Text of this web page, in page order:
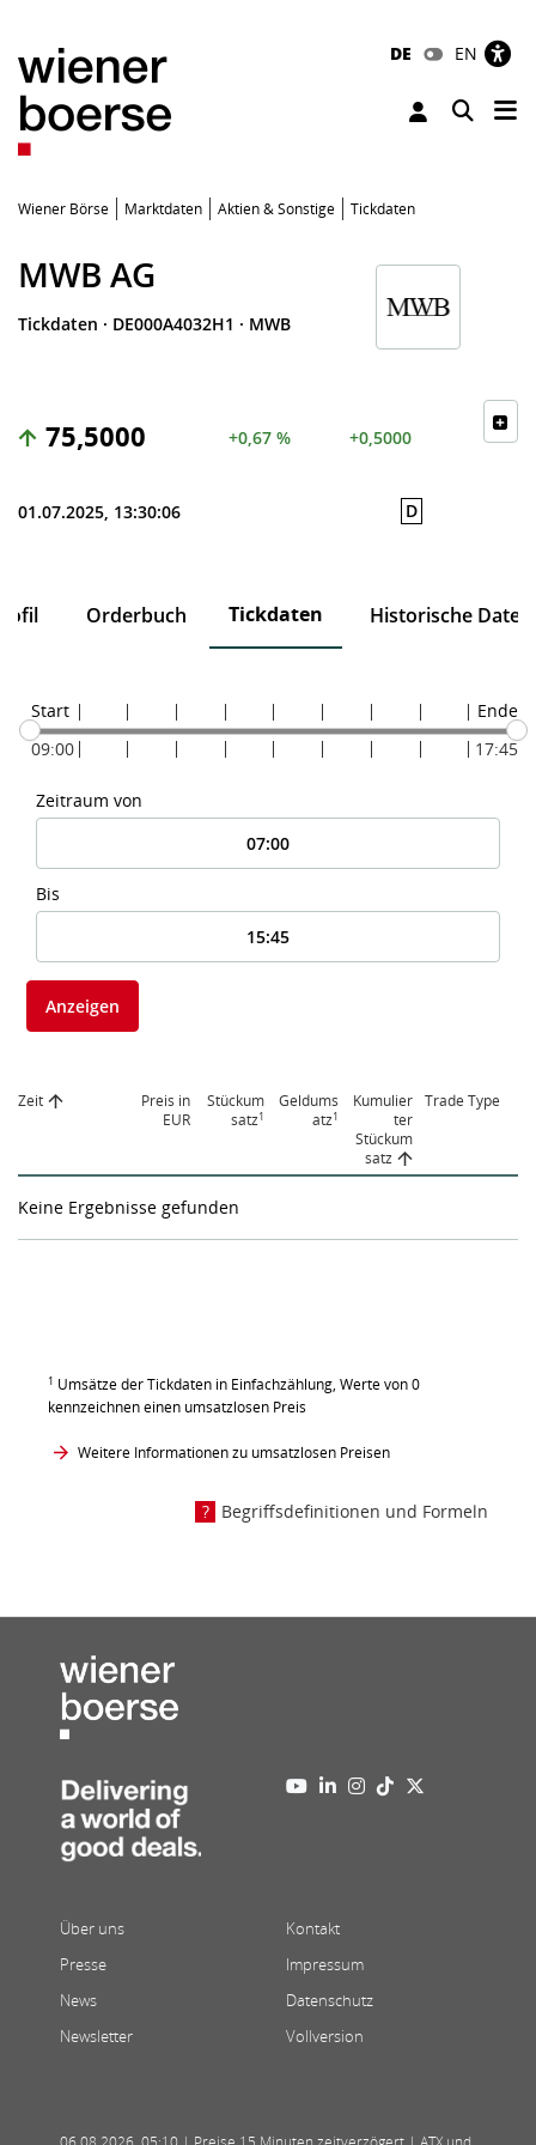
DE EN
Toggle
Wiener Börse Marktdaten Aktien & Sonstige Tickdaten
MWB AG
Tickdaten · DE000A4032H1 · MWB
75,5000 +0,67 % +0,5000
01.07.2025, 13:30:06 D
Orderbuch Tickdaten Historische Daten
Start
09:00
Ende
17:45
Zeitraum von
Bis
Anzeigen
Zeit
Preis in
EUR
Stückum
satz1
Geldums
atz1
Kumulier
ter
Stückum
satz
Trade Type
Keine Ergebnisse gefunden
1 Umsätze der Tickdaten in Einfachzählung, Werte von 0
kennzeichnen einen umsatzlosen Preis
Weitere Informationen zu umsatzlosen Preisen
Begriffsdefinitionen und Formeln
Über uns
Presse
News
Newsletter
Kontakt
Impressum
Datenschutz
Vollversion